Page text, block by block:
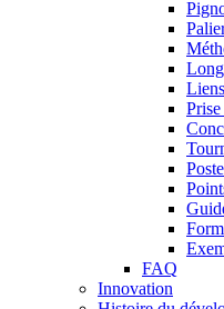
FAQ
Innovation